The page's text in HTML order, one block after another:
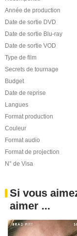
Année de production
Date de sortie DVD
Date de sortie Blu-ray
Date de sortie VOD
Type de film
Secrets de tournage
Budget
Date de reprise
Langues
Format production
Couleur
Format audio
Format de projection
N° de Visa
Si vous
aimer ...